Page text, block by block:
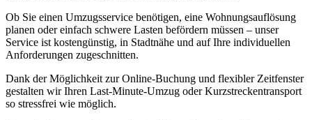
Ob Sie einen Umzugsservice benötigen, eine Wohnungsauflösung
planen oder einfach schwere Lasten befördern müssen – unser
Service ist kostengünstig, in Stadtnähe und auf Ihre individuellen
Anforderungen zugeschnitten.
Dank der Möglichkeit zur Online-Buchung und flexibler Zeitfenster
gestalten wir Ihren Last-Minute-Umzug oder Kurzstreckentransport
so stressfrei wie möglich.